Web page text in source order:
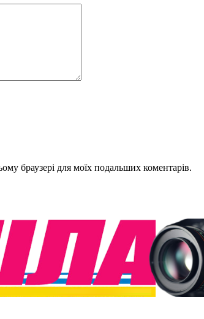
браузері для моїх подальших коментарів.